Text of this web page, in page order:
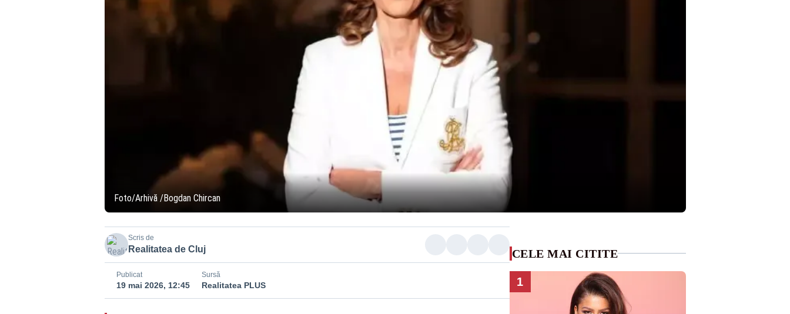
Foto/Arhivă /Bogdan Chircan
Scris de
Realitatea de Cluj
Publicat
19 mai 2026, 12:45
Sursă
Realitatea PLUS
CELE MAI CITITE
1